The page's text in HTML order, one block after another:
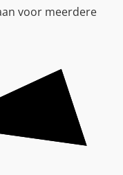
voor meerdere